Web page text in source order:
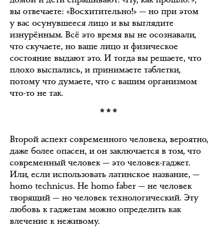
вы отвечаете: «Восхитительно!» — но при этом
у вас осунувшееся лицо и вы выглядите
изнурённым. Всё это время вы не осознавали,
что скучаете, но ваше лицо и физическое
состояние выдают это. И тогда вы решаете, что
плохо выспались, и принимаете таблетки,
потому что думаете, что с вашим организмом
что-то не так.
***
Второй аспект современного человека, вероятно,
даже более опасен, и он заключается в том, что
современный человек — это человек-гаджет.
Или, если использовать латинское название, —
homo technicus. Не homo faber — не человек
творящий — но человек технологический. Эту
любовь к гаджетам можно определить как
влечение к неживому.